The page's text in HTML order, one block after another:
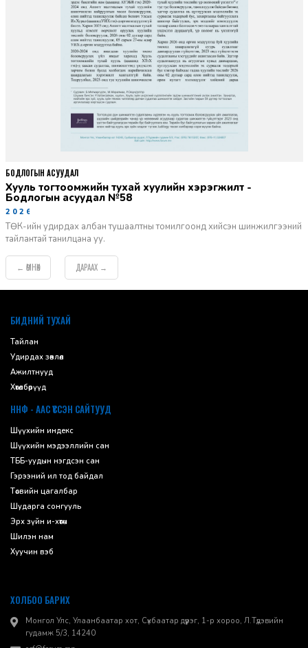
Хууль тогтоомжийн тухай хуулийн хэрэгжилт -
Бодлогын асуудал №58
2026-06-02
ТӨК-ийн удирдах албан тушаалтны томилгоонд хийсэн шинжилгээний
тайлантай танилцана уу.
БОДЛОГЫН АСУУДАЛ
← ӨМНӨХ ДАРААХ →
БИДНИЙ ТУХАЙ
Тайлан
Удирдах зөвлөл
Ажилтнууд
Хөтөлбөрүүд
ННФ - ААС ҮҮССЭН САЙТУУД
Шүүхийн индекс
Шүүхийн мэдээллийн сан
ТББ-уудын нэгдсэн сан
Гэрээний ил тод байдал
Төсвийн цагалбар
Шударга сонгууль
Эрх зүйн и-хөтөч
Шилэн нам
Хуучин вэб
ХОЛБОО БАРИХ
Монгол Улс, Улаанбаатар хот, Сүхбаатар дүүрэг, 1-р хороо, ​Л.Түдэвийн
гудамж 5/3, 14240